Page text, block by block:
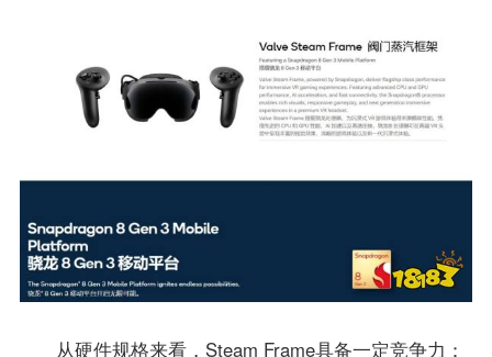
从硬件规格来看，Steam Frame具备一定竞争力：